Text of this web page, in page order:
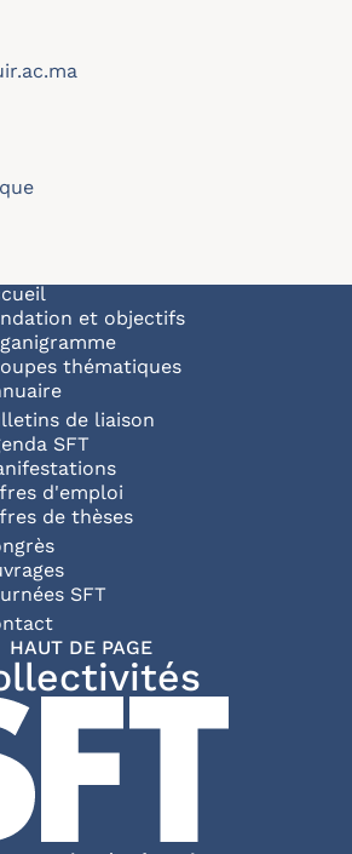
principale
et objectifs
thématiques
de liaison
SFT
d'emploi
de thèses
SFT
de page
HAUT DE PAGE